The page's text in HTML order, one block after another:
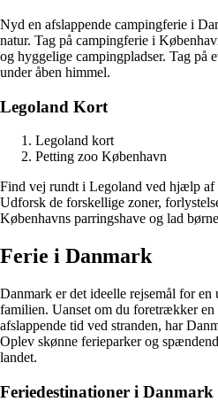
Nyd en afslappende campingferie i
natur. Tag på campingferie i
og hyggelige campingpladser. Tag på
under åben himmel.
Legoland Kort
Legoland kort
Petting zoo København
Find vej rundt i Legoland ved hjælp af
Udforsk de forskellige zoner,
Københavns parringshave og lad
Ferie i Danmark
Danmark er det ideelle rejsemål for
familien. Uanset om du foretrækker
afslappende tid ved stranden, har
Oplev skønne ferieparker og
landet.
Feriedestinationer i Danmark